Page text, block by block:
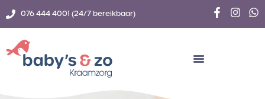
076 444 4001 (24/7 bereikbaar)